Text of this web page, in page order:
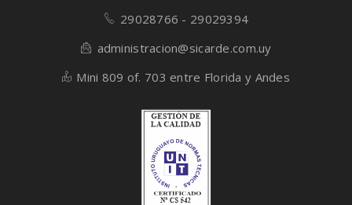
29028766 - 29029394
administracion@sicarde.com.uy
Mini 809 of. 703 entre Florida y Andes